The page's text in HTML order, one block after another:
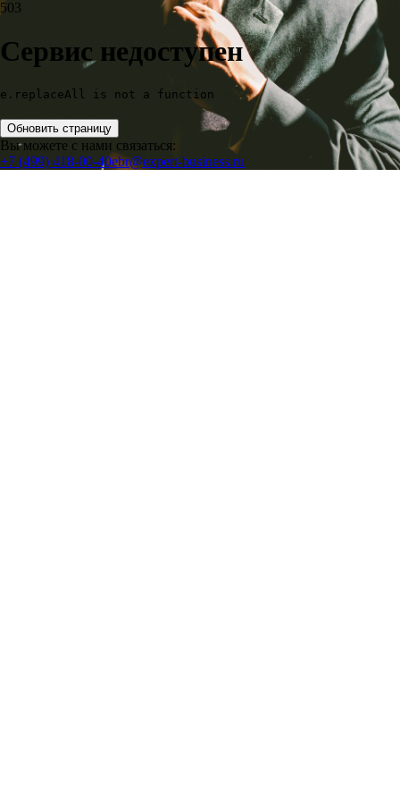
503
Сервис недоступен
e.replaceAll is not a function
Обновить страницу
Вы можете с нами связаться:
+7 (499) 418-00-40ebr@expert-business.ru